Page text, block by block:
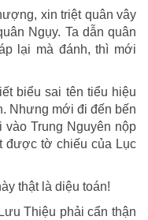
xin triệt quân vây
Ngụy. Ta dẫn quân
lại mà đánh, thì mới
biểu sai tên tiểu hiệu
Nhưng mới đi đến bến
Trung Nguyên nộp
được tờ chiếu của Lục
thật là diệu toán!
Thiệu phải cẩn thận